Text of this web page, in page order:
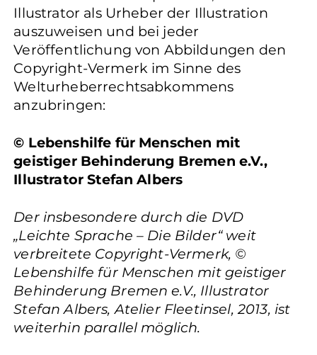
Illustrator als Urheber der Illustration
auszuweisen und bei jeder
Veröffentlichung von Abbildungen den
Copyright-Vermerk im Sinne des
Welturheberrechtsabkommens
anzubringen:
© Lebenshilfe für Menschen mit
geistiger Behinderung Bremen e.V.,
Illustrator Stefan Albers
Der insbesondere durch die DVD
„Leichte Sprache – Die Bilder“ weit
verbreitete Copyright-Vermerk, ©
Lebenshilfe für Menschen mit geistiger
Behinderung Bremen e.V., Illustrator
Stefan Albers, Atelier Fleetinsel, 2013, ist
weiterhin parallel möglich.